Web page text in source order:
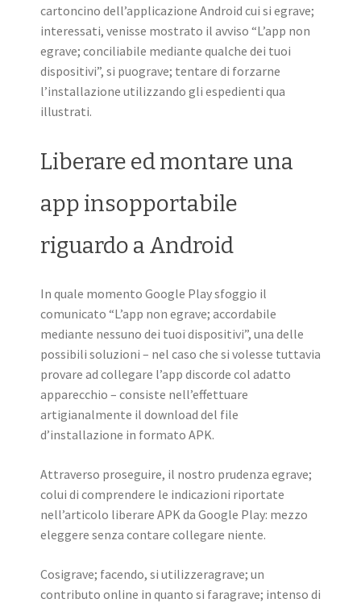
cartoncino dell’applicazione Android cui si egrave;
interessati, venisse mostrato il avviso “L’app non
egrave; conciliabile mediante qualche dei tuoi
dispositivi”, si puograve; tentare di forzarne
l’installazione utilizzando gli espedienti qua
illustrati.
Liberare ed montare una
app insopportabile
riguardo a Android
In quale momento Google Play sfoggio il
comunicato “L’app non egrave; accordabile
mediante nessuno dei tuoi dispositivi”, una delle
possibili soluzioni – nel caso che si volesse tuttavia
provare ad collegare l’app discorde col adatto
apparecchio – consiste nell’effettuare
artigianalmente il download del file
d’installazione in formato APK.
Attraverso proseguire, il nostro prudenza egrave;
colui di comprendere le indicazioni riportate
nell’articolo liberare APK da Google Play: mezzo
eleggere senza contare collegare niente.
Cosigrave; facendo, si utilizzeragrave; un
contributo online in quanto si faragrave; intenso di